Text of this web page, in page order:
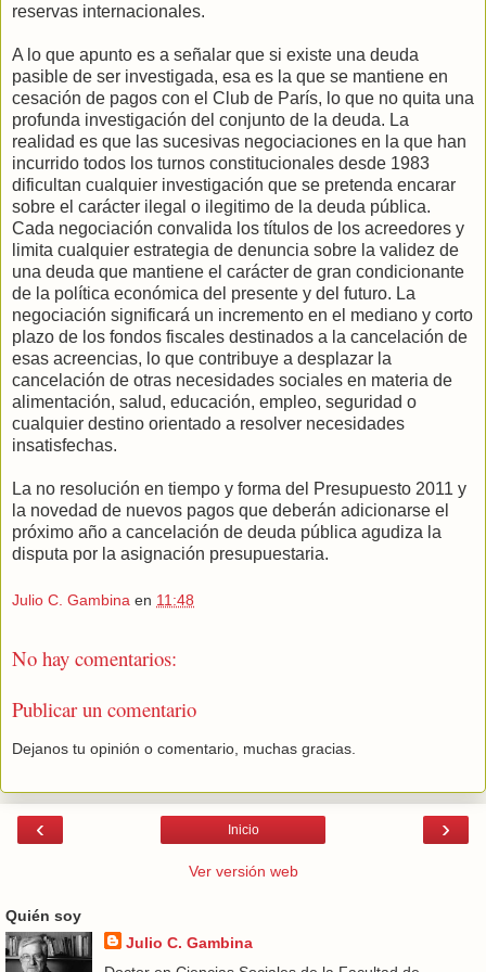
reservas internacionales.
A lo que apunto es a señalar que si existe una deuda
pasible de ser investigada, esa es la que se mantiene en
cesación de pagos con el Club de París, lo que no quita una
profunda investigación del conjunto de la deuda. La
realidad es que las sucesivas negociaciones en la que han
incurrido todos los turnos constitucionales desde 1983
dificultan cualquier investigación que se pretenda encarar
sobre el carácter ilegal o ilegitimo de la deuda pública.
Cada negociación convalida los títulos de los acreedores y
limita cualquier estrategia de denuncia sobre la validez de
una deuda que mantiene el carácter de gran condicionante
de la política económica del presente y del futuro. La
negociación significará un incremento en el mediano y corto
plazo de los fondos fiscales destinados a la cancelación de
esas acreencias, lo que contribuye a desplazar la
cancelación de otras necesidades sociales en materia de
alimentación, salud, educación, empleo, seguridad o
cualquier destino orientado a resolver necesidades
insatisfechas.
La no resolución en tiempo y forma del Presupuesto 2011 y
la novedad de nuevos pagos que deberán adicionarse el
próximo año a cancelación de deuda pública agudiza la
disputa por la asignación presupuestaria.
Julio C. Gambina en 11:48
No hay comentarios:
Publicar un comentario
Dejanos tu opinión o comentario, muchas gracias.
‹ ›
Inicio
Ver versión web
Quién soy
Julio C. Gambina